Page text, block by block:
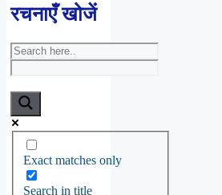
रचनाएँ खोजें
Exact matches only
Search in title